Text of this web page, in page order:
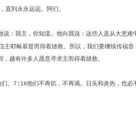
直到永永远远。阿们。
说：我主，你知道。他向我说：这些人是从大患难
耶稣基督而得着拯救。所以，我们要继续传福
越有许多人愿意寻求主而得着拯救。
。 7:16他们不再饥，不再渴。日头和炎热，也必